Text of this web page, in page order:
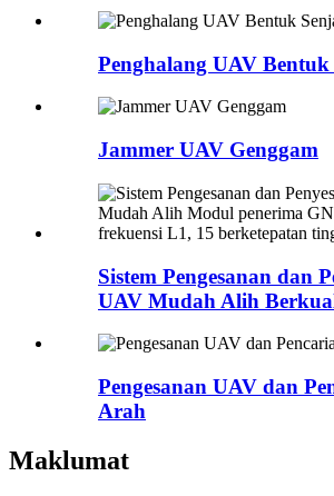
Penghalang UAV
Jammer UAV Genggam
Sistem Pengesanan dan
UAV Mudah Alih
Pengesanan UAV dan
Arah
Maklumat